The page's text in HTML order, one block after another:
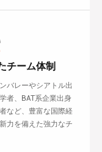
チーム体制
バレーやシアトル出
者、BAT系企業出身
など、豊富な国際経
力を備えた強力なチ